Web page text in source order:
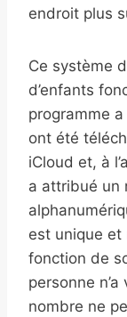
endroit plus
Ce système
d’enfants
programme
ont été
iCloud et, à
a attribué un
est unique et
fonction de
personne n’a
nombre ne